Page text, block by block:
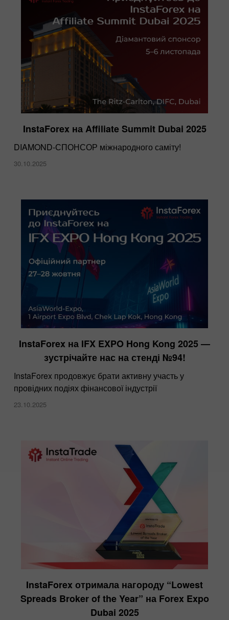
InstaForex на Affiliate Summit Dubai 2025
DIAMOND-СПОНСОР міжнародного саміту!
30.10.2025
InstaForex на IFX EXPO Hong Kong 2025 —
зустрічайте нас на стенді №94!
InstaForex продовжує брати активну участь у
провідних подіях фінансової індустрії
23.10.2025
InstaForex отримала нагороду “Lowest
Spreads Broker of the Year” на Forex Expo
Dubai 2025